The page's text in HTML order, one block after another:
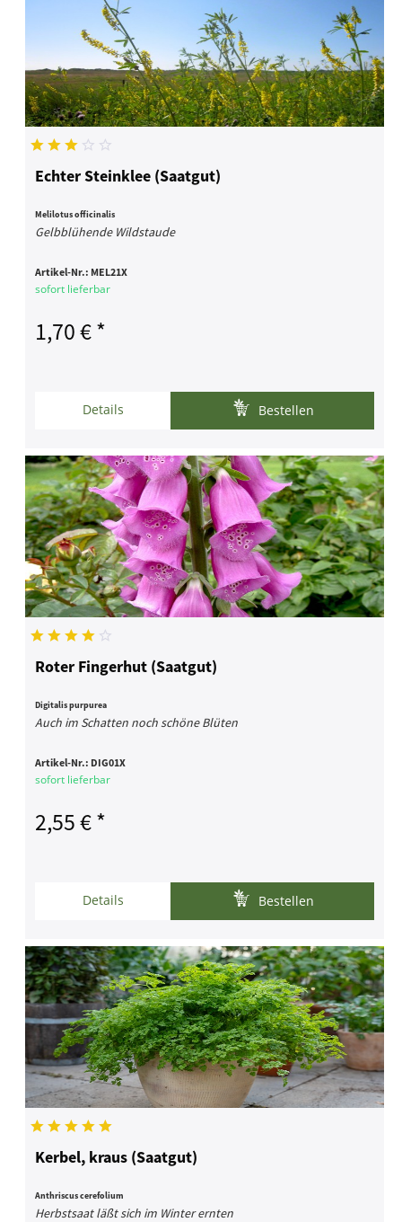
Echter Steinklee (Saatgut)
Melilotus officinalis
Gelbblühende Wildstaude
Artikel-Nr.: MEL21X
sofort lieferbar
1,70 € *
Details Bestellen
Roter Fingerhut (Saatgut)
Digitalis purpurea
Auch im Schatten noch schöne Blüten
Artikel-Nr.: DIG01X
sofort lieferbar
2,55 € *
Details Bestellen
Kerbel, kraus (Saatgut)
Anthriscus cerefolium
Herbstsaat läßt sich im Winter ernten